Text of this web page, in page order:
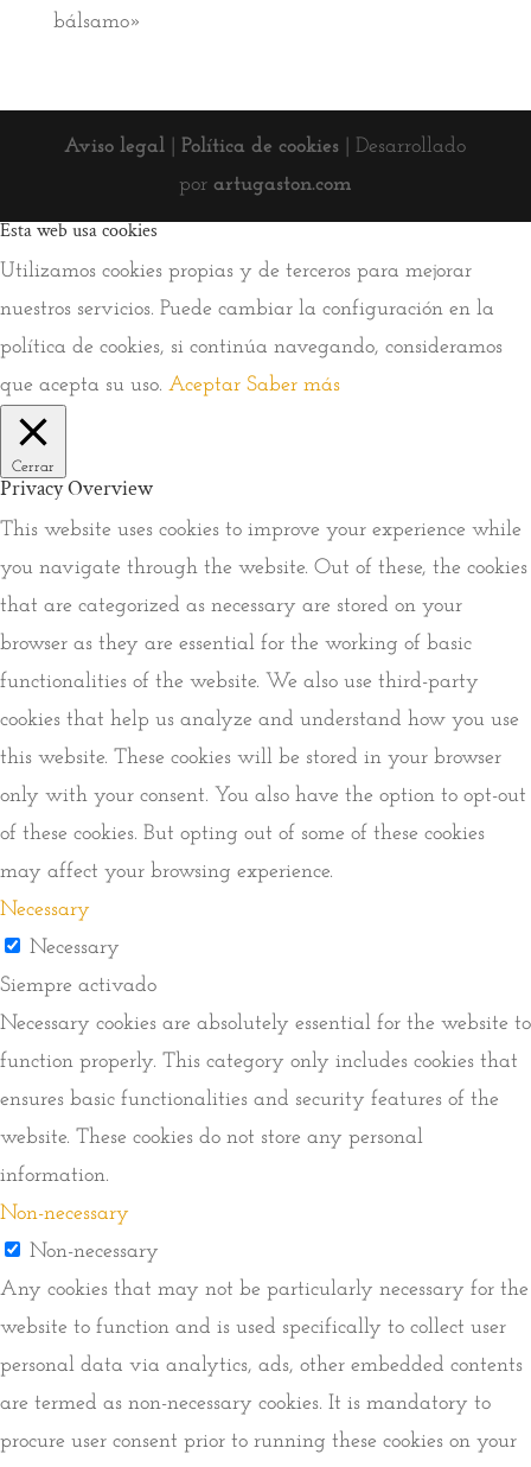
bálsamo»
Aviso legal |Política de cookies | Desarrollado
por artugaston.com
Esta web usa cookies
Utilizamos cookies propias y de terceros para mejorar
nuestros servicios. Puede cambiar la configuración en la
política de cookies, si continúa navegando, consideramos
que acepta su uso. Aceptar Saber más
Cerrar
Privacy Overview
This website uses cookies to improve your experience while
you navigate through the website. Out of these, the cookies
that are categorized as necessary are stored on your
browser as they are essential for the working of basic
functionalities of the website. We also use third-party
cookies that help us analyze and understand how you use
this website. These cookies will be stored in your browser
only with your consent. You also have the option to opt-out
of these cookies. But opting out of some of these cookies
may affect your browsing experience.
Necessary
Necessary
Siempre activado
Necessary cookies are absolutely essential for the website to
function properly. This category only includes cookies that
ensures basic functionalities and security features of the
website. These cookies do not store any personal
information.
Non-necessary
Non-necessary
Any cookies that may not be particularly necessary for the
website to function and is used specifically to collect user
personal data via analytics, ads, other embedded contents
are termed as non-necessary cookies. It is mandatory to
procure user consent prior to running these cookies on your